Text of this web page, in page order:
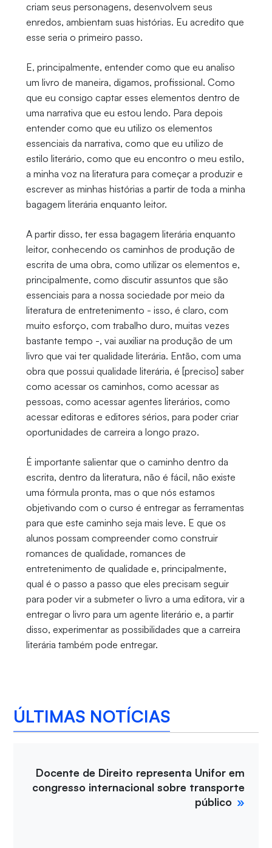
criam seus personagens, desenvolvem seus
enredos, ambientam suas histórias. Eu acredito que
esse seria o primeiro passo.
E, principalmente, entender como que eu analiso
um livro de maneira, digamos, profissional. Como
que eu consigo captar esses elementos dentro de
uma narrativa que eu estou lendo. Para depois
entender como que eu utilizo os elementos
essenciais da narrativa, como que eu utilizo de
estilo literário, como que eu encontro o meu estilo,
a minha voz na literatura para começar a produzir e
escrever as minhas histórias a partir de toda a minha
bagagem literária enquanto leitor.
A partir disso, ter essa bagagem literária enquanto
leitor, conhecendo os caminhos de produção de
escrita de uma obra, como utilizar os elementos e,
principalmente, como discutir assuntos que são
essenciais para a nossa sociedade por meio da
literatura de entretenimento - isso, é claro, com
muito esforço, com trabalho duro, muitas vezes
bastante tempo -, vai auxiliar na produção de um
livro que vai ter qualidade literária. Então, com uma
obra que possui qualidade literária, é [preciso] saber
como acessar os caminhos, como acessar as
pessoas, como acessar agentes literários, como
acessar editoras e editores sérios, para poder criar
oportunidades de carreira a longo prazo.
É importante salientar que o caminho dentro da
escrita, dentro da literatura, não é fácil, não existe
uma fórmula pronta, mas o que nós estamos
objetivando com o curso é entregar as ferramentas
para que este caminho seja mais leve. E que os
alunos possam compreender como construir
romances de qualidade, romances de
entretenimento de qualidade e, principalmente,
qual é o passo a passo que eles precisam seguir
para poder vir a submeter o livro a uma editora, vir a
entregar o livro para um agente literário e, a partir
disso, experimentar as possibilidades que a carreira
literária também pode entregar.
ÚLTIMAS NOTÍCIAS
Docente de Direito representa Unifor em
congresso internacional sobre transporte
público